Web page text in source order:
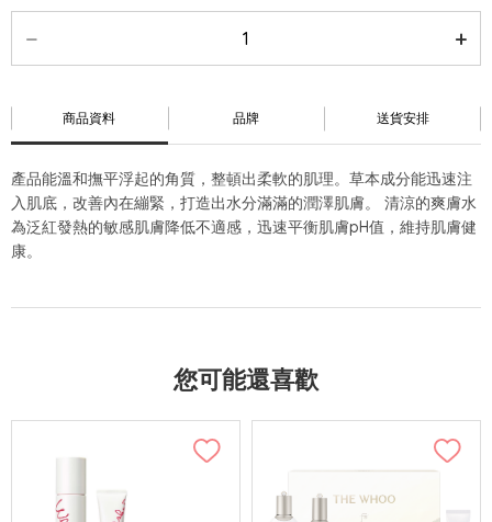
商品資料 品牌 送貨安排
產品能溫和撫平浮起的角質，整頓出柔軟的肌理。草本成分能迅速注
入肌底，改善內在繃緊，打造出水分滿滿的潤澤肌膚。 清涼的爽膚水
為泛紅發熱的敏感肌膚降低不適感，迅速平衡肌膚pH值，維持肌膚健
康。
您可能還喜歡